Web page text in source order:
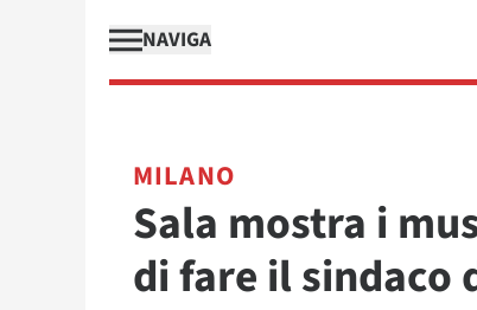
NAVIGA
MILANO
Sala mostra i
di fare il sindaco